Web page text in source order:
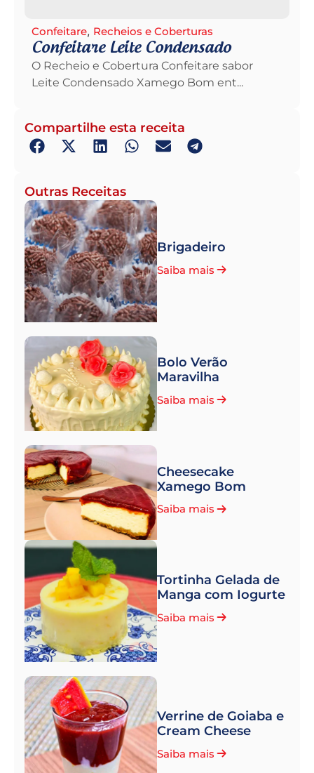
Confeitare, Recheios e Coberturas
Confeitare Leite Condensado
O Recheio e Cobertura Confeitare sabor
Leite Condensado Xamego Bom ent...
Compartilhe esta receita
Outras Receitas
Brigadeiro
Saiba mais
Bolo Verão
Maravilha
Saiba mais
Cheesecake
Xamego Bom
Saiba mais
Tortinha Gelada de
Manga com Iogurte
Saiba mais
Verrine de Goiaba e
Cream Cheese
Saiba mais